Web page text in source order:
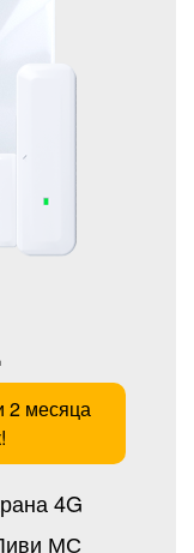
2 месяца
4G
МС